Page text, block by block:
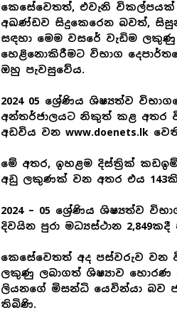
කෙසේවෙතත්, එවැනි
අඛණ්ඩව සිදුකෙරෙන බවත්,
සඳහා මෙම වසරේ වැඩිම
හෙළිනොකිරීමට විභාග
ඔහු පැවසුවේය.
2024 05 ශ්‍රේණිය ශිෂ්‍යත්ව
අන්තර්ජාලයට නිකුත් කළ අතර
අඩවිය වන www.doenets.lk
මේ අතර, ඉහළම දිස්ත්‍රික්
අඩු ලකුණක් වන අතර එය
2024 – 05 ශ්‍රේණිය ශිෂ්‍යත්ව
දිවයින පුරා මධ්‍යස්ථාන 2,849කදී
කෙසේවෙතත් අද පස්වරුව වන
ලකුණු ලබාගත් ශිෂ්‍යාව හොරණ
ලියනගේ මිසන්ධි යෙවින්යා බව
තිබිණි.